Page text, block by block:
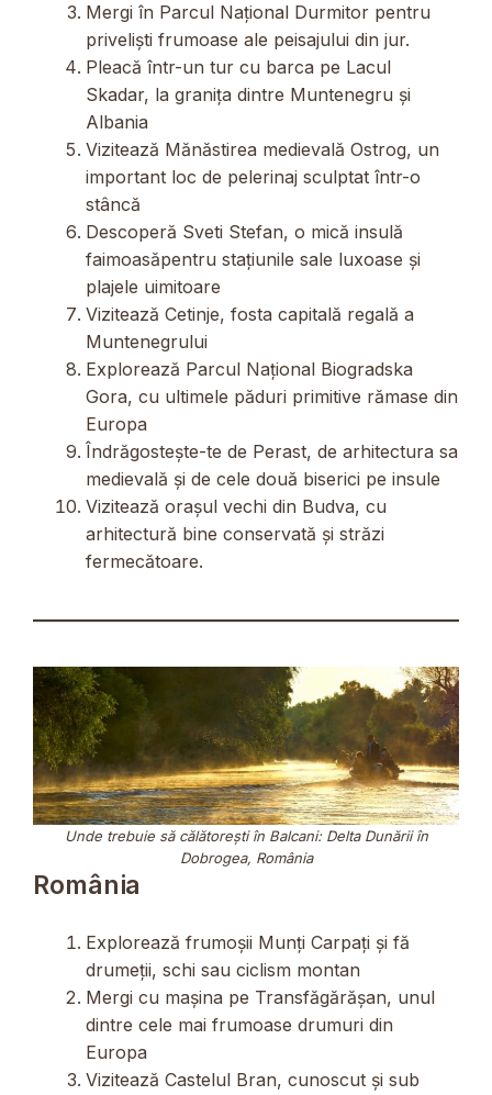
Mergi în Parcul Național Durmitor pentru
priveliști frumoase ale peisajului din jur.
Pleacă într-un tur cu barca pe Lacul
Skadar, la granița dintre Muntenegru și
Albania
Vizitează Mănăstirea medievală Ostrog, un
important loc de pelerinaj sculptat într-o
stâncă
Descoperă Sveti Stefan, o mică insulă
faimoasăpentru stațiunile sale luxoase și
plajele uimitoare
Vizitează Cetinje, fosta capitală regală a
Muntenegrului
Explorează Parcul Național Biogradska
Gora, cu ultimele păduri primitive rămase din
Europa
Îndrăgostește-te de Perast, de arhitectura sa
medievală și de cele două biserici pe insule
Vizitează orașul vechi din Budva, cu
arhitectură bine conservată și străzi
fermecătoare.
Unde trebuie să călătorești în Balcani: Delta Dunării în
Dobrogea, România
România
Explorează frumoșii Munți Carpați și fă
drumeții, schi sau ciclism montan
Mergi cu mașina pe Transfăgărășan, unul
dintre cele mai frumoase drumuri din
Europa
Vizitează Castelul Bran, cunoscut și sub